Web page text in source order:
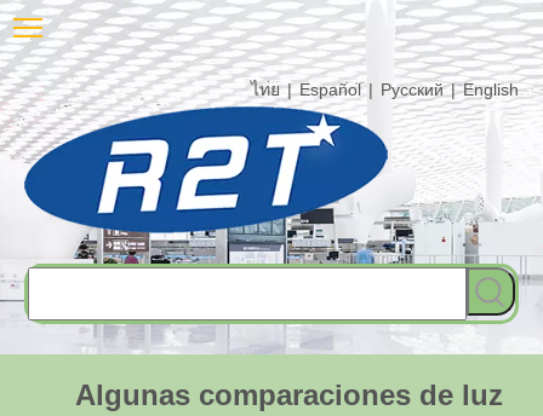
ไทย | Español | Pусский | English
Algunas comparaciones de luz